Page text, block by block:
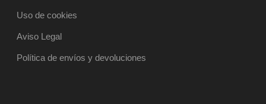
Uso de cookies
Aviso Legal
Política de envíos y devoluciones